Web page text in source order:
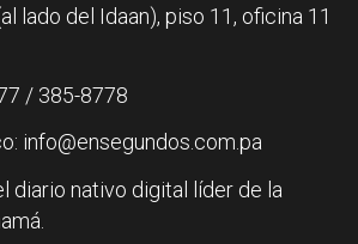
lado del Idaan), piso 11, oficina 11
/ 385-8778
info@ensegundos.com.pa
diario nativo digital líder de la